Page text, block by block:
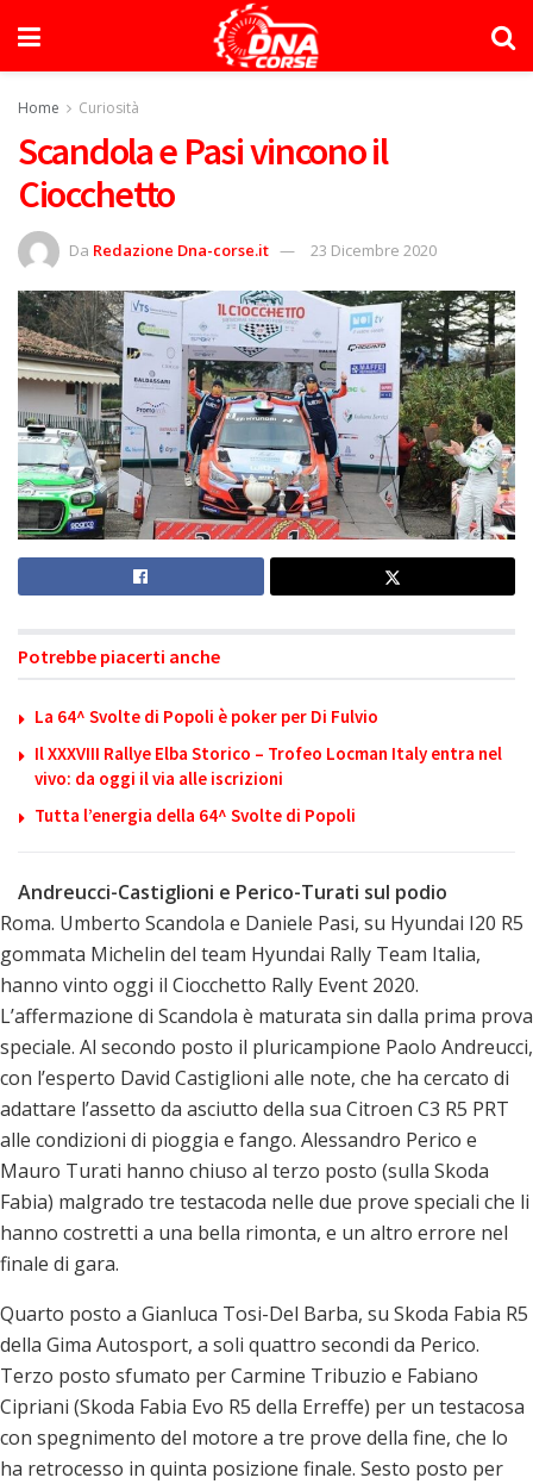
Home Curiosità
Scandola e Pasi vincono il
Ciocchetto
Da Redazione Dna-corse.it 23 Dicembre 2020
Potrebbe piacerti anche
La 64^ Svolte di Popoli è poker per Di Fulvio
Il XXXVIII Rallye Elba Storico – Trofeo Locman Italy entra nel
vivo: da oggi il via alle iscrizioni
Tutta l’energia della 64^ Svolte di Popoli
Andreucci-Castiglioni e Perico-Turati sul podio
Roma. Umberto Scandola e Daniele Pasi, su Hyundai I20 R5
gommata Michelin del team Hyundai Rally Team Italia,
hanno vinto oggi il Ciocchetto Rally Event 2020.
L’affermazione di Scandola è maturata sin dalla prima prova
speciale. Al secondo posto il pluricampione Paolo Andreucci,
con l’esperto David Castiglioni alle note, che ha cercato di
adattare l’assetto da asciutto della sua Citroen C3 R5 PRT
alle condizioni di pioggia e fango. Alessandro Perico e
Mauro Turati hanno chiuso al terzo posto (sulla Skoda
Fabia) malgrado tre testacoda nelle due prove speciali che li
hanno costretti a una bella rimonta, e un altro errore nel
finale di gara.
Quarto posto a Gianluca Tosi-Del Barba, su Skoda Fabia R5
della Gima Autosport, a soli quattro secondi da Perico.
Terzo posto sfumato per Carmine Tribuzio e Fabiano
Cipriani (Skoda Fabia Evo R5 della Erreffe) per un testacosa
con spegnimento del motore a tre prove della fine, che lo
ha retrocesso in quinta posizione finale. Sesto posto per